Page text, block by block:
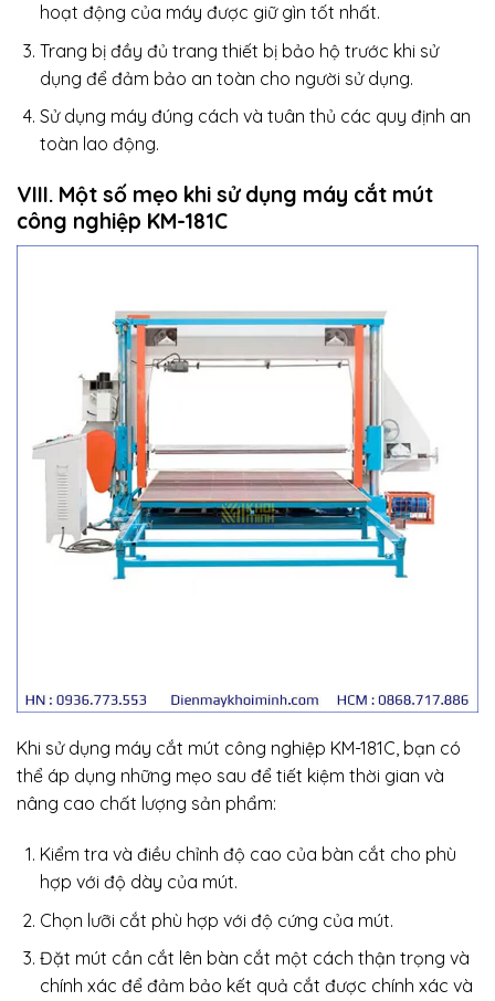
hoạt động của máy được giữ gìn tốt nhất.
Trang bị đầy đủ trang thiết bị bảo hộ trước khi sử
dụng để đảm bảo an toàn cho người sử dụng.
Sử dụng máy đúng cách và tuân thủ các quy định an
toàn lao động.
VIII. Một số mẹo khi sử dụng máy cắt mút
công nghiệp KM-181C
Khi sử dụng máy cắt mút công nghiệp KM-181C, bạn có
thể áp dụng những mẹo sau để tiết kiệm thời gian và
nâng cao chất lượng sản phẩm:
Kiểm tra và điều chỉnh độ cao của bàn cắt cho phù
hợp với độ dày của mút.
Chọn lưỡi cắt phù hợp với độ cứng của mút.
Đặt mút cần cắt lên bàn cắt một cách thận trọng và
chính xác để đảm bảo kết quả cắt được chính xác và